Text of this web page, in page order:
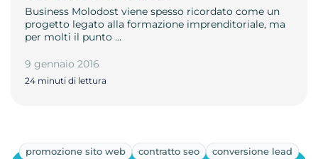
Business Molodost viene spesso ricordato come un
progetto legato alla formazione imprenditoriale, ma
per molti il punto …
9 gennaio 2016
24 minuti di lettura
promozione sito web contratto seo
conversione lead